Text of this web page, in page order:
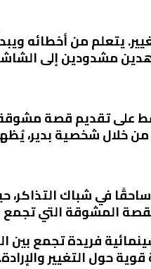
يتعلم من
مشدودين إلى
على تقديم قصة
خلال شخصية بدير،
في شباك التذاكر،
المشوقة التي تجمع
فريدة تجمع بين
حول التغيير